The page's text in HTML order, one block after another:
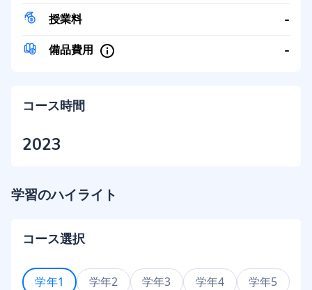
授業料 -
備品費用 -
コース時間
2023
学習のハイライト
コース選択
学年1 学年2 学年3 学年4 学年5